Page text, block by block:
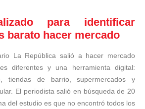
para identificar
barato hacer mercado
La República salió a hacer mercado
diferentes y una herramienta digital:
tiendas de barrio, supermercados y
El periodista salió en búsqueda de 20
del estudio es que no encontró todos los